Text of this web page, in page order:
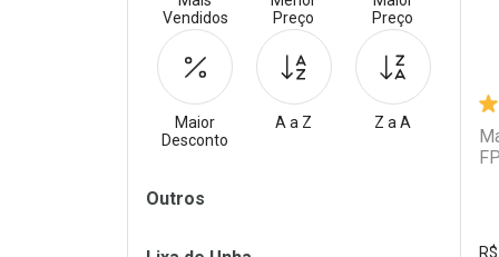
R$
Vendidos
Preço
Preço
Maior
Desconto
A a Z Z a A
Filtros
Outros